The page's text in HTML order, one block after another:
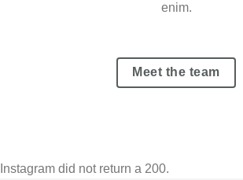
enim.
Meet the team
Instagram did not return a 200.